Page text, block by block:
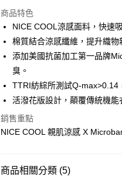
Apple Pay
街口支付
悠遊付
AFTEE先享後付
相關說明
【關於「AFTEE先享後付」】
AFTEE先享後付是「在收到商品之後
便利好安心！
３．安心：先確認商品／服務後，再
ATM付款
商品特色
NICE COOL涼感面料，快速
棉質結合涼感纖維，提升織物
添加美國抗菌加工第一品牌
臭。
TTRI紡綜所測試Q-max>0.14
活潑花版設計，顛覆傳統機能
銷售重點
NICE COOL 親肌涼感 X
商品相關分類 (5)